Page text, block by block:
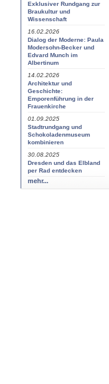
Exklusiver Rundgang zur
Braukultur und
Wissenschaft
16.02.2026
Dialog der Moderne: Paula
Modersohn-Becker und
Edvard Munch im
Albertinum
14.02.2026
Architektur und
Geschichte:
Emporenführung in der
Frauenkirche
01.09.2025
Stadtrundgang und
Schokoladenmuseum
kombinieren
30.08.2025
Dresden und das Elbland
per Rad entdecken
mehr...